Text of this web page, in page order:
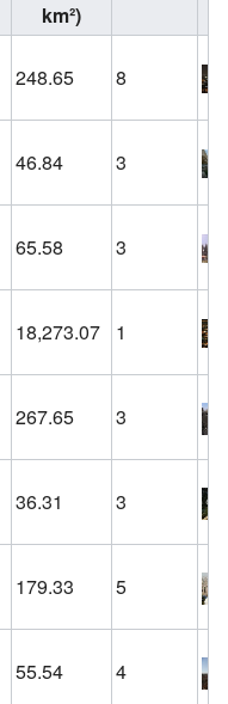
km²)
248.65 8
46.84 3
65.58 3
18,273.07 1
267.65 3
36.31 3
179.33 5
55.54 4